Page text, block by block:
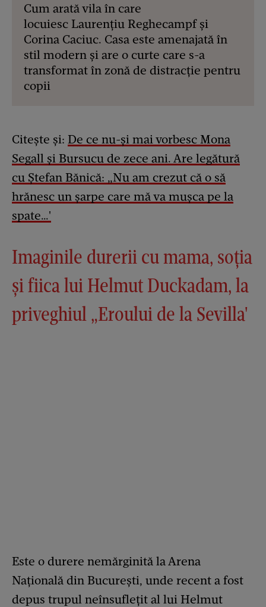
Cum arată vila în care
locuiesc Laurențiu Reghecampf și
Corina Caciuc. Casa este amenajată în
stil modern și are o curte care s-a
transformat în zonă de distracție pentru
copii
Citește și: De ce nu-și mai vorbesc Mona
Segall și Bursucu de zece ani. Are legătură
cu Ștefan Bănică: „Nu am crezut că o să
hrănesc un șarpe care mă va mușca pe la
spate…'
Imaginile durerii cu mama, soția
și fiica lui Helmut Duckadam, la
priveghiul „Eroului de la Sevilla'
Este o durere nemărginită la Arena
Națională din București, unde recent a fost
depus trupul neînsuflețit al lui Helmut